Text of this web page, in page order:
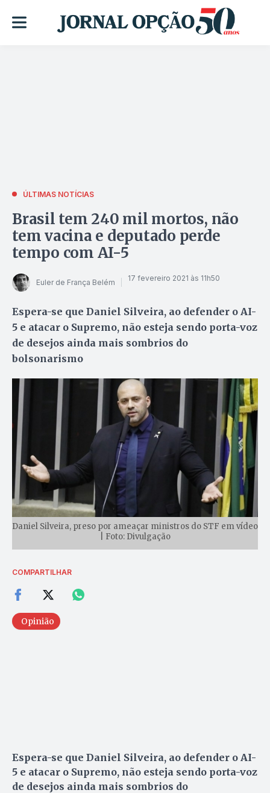
ÚLTIMAS NOTÍCIAS
Brasil tem 240 mil mortos, não
tem vacina e deputado perde
tempo com AI-5
Euler de França Belém 17 fevereiro 2021 às 11h50
Espera-se que Daniel Silveira, ao defender o AI-
5 e atacar o Supremo, não esteja sendo porta-voz
de desejos ainda mais sombrios do
bolsonarismo
Daniel Silveira, preso por ameaçar ministros do STF em vídeo
| Foto: Divulgação
COMPARTILHAR
Opinião
Espera-se que Daniel Silveira, ao defender o AI-
5 e atacar o Supremo, não esteja sendo porta-voz
de desejos ainda mais sombrios do